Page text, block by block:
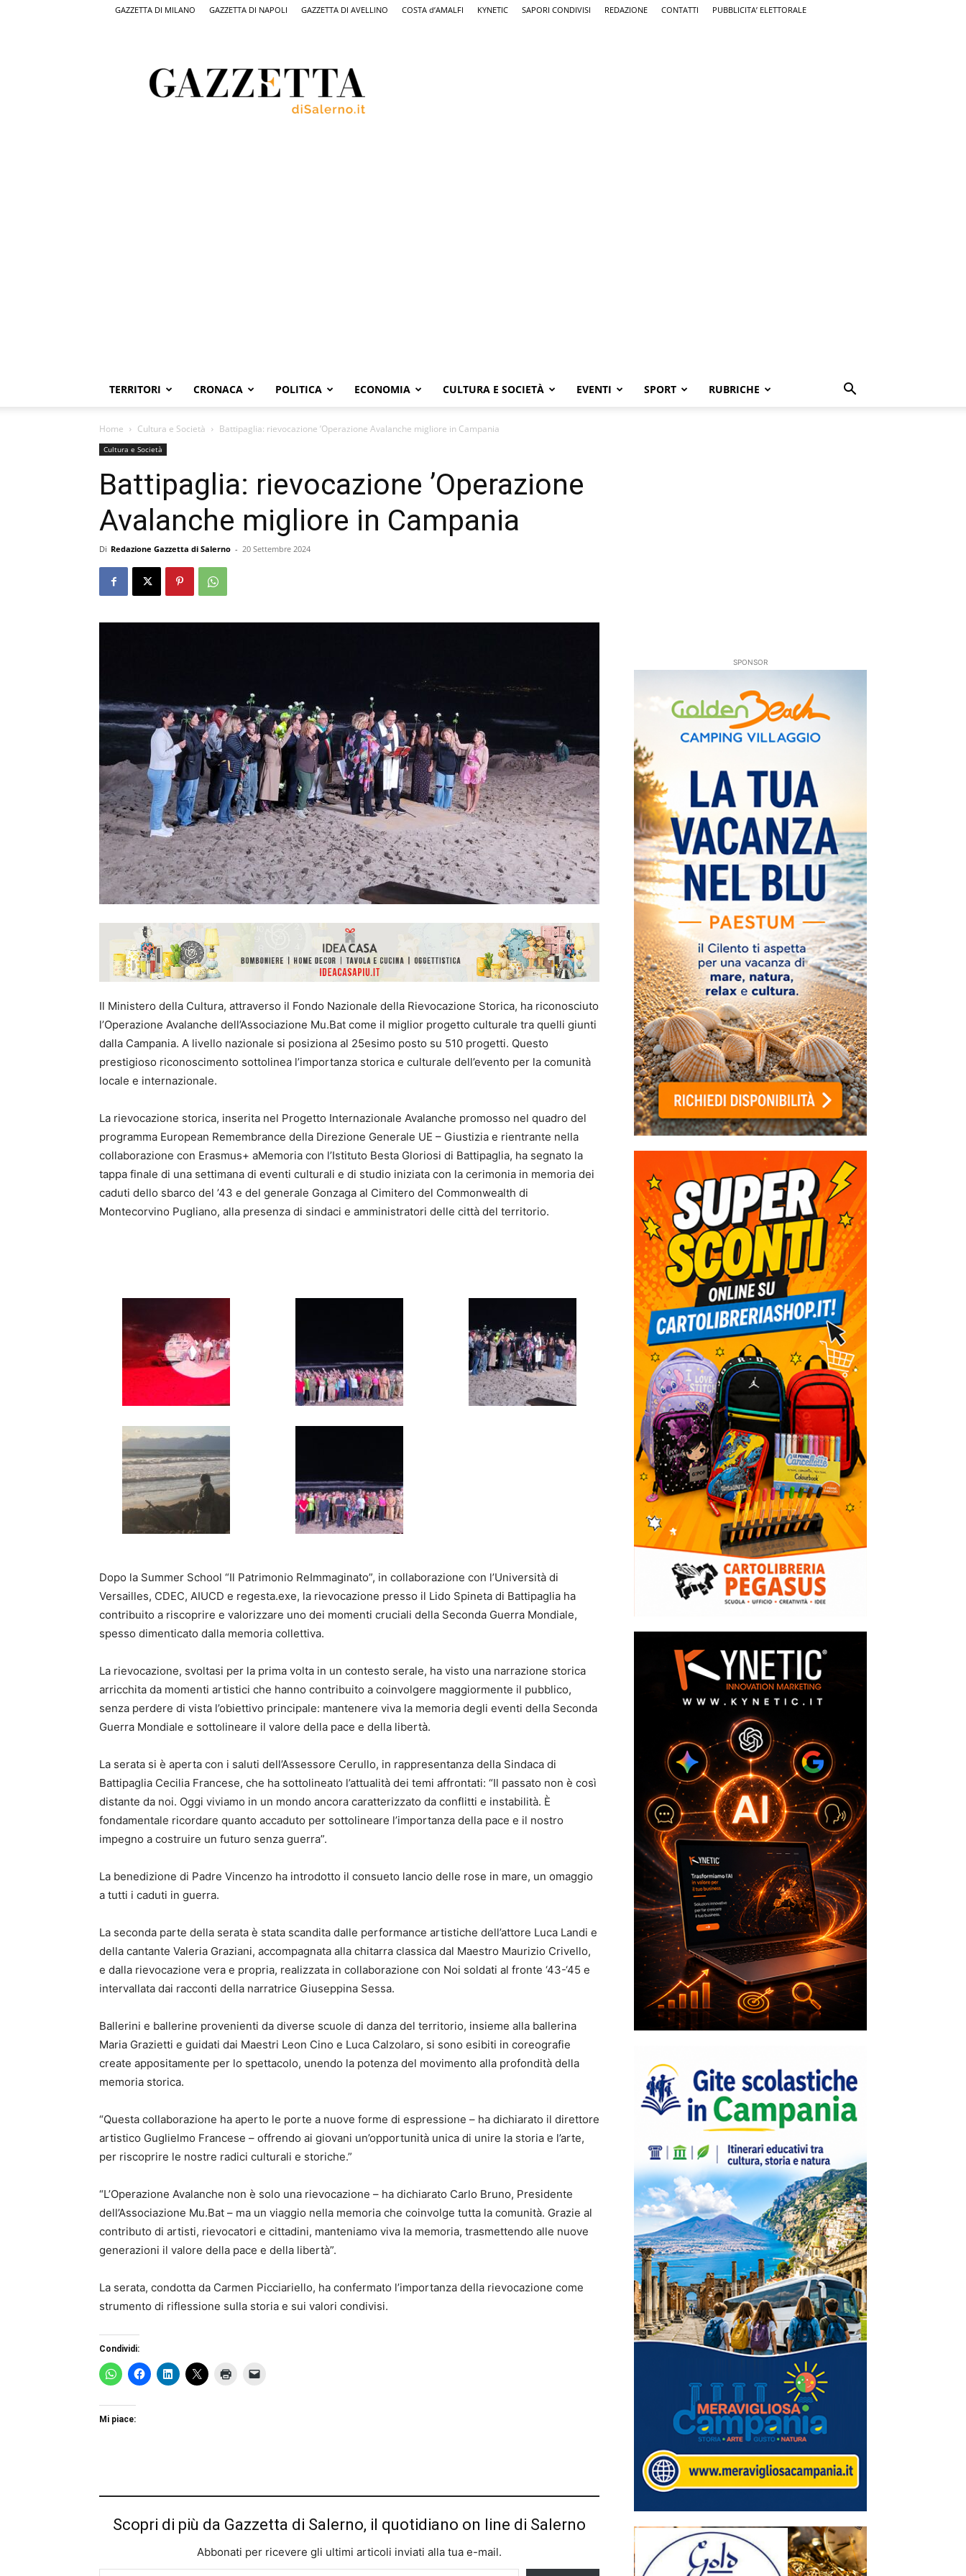
GAZZETTA DI MILANO GAZZETTA DI NAPOLI GAZZETTA DI AVELLINO COSTA d’AMALFI KYNETIC SAPORI CONDIVISI REDAZIONE CONTATTI PUBBLICITA’ ELETTORALE
Salerno,
il
quotidiano
TERRITORI CRONACA POLITICA ECONOMIA CULTURA E SOCIETÀ EVENTI SPORT RUBRICHE
Home Cultura e Società Battipaglia: rievocazione ’Operazione Avalanche migliore in Campania
Cultura e Società
Battipaglia: rievocazione ’Operazione
Avalanche migliore in Campania
Di Redazione Gazzetta di Salerno - 20 Settembre 2024
Il Ministero della Cultura, attraverso il Fondo Nazionale della Rievocazione Storica, ha riconosciuto
l’Operazione Avalanche dell’Associazione Mu.Bat come il miglior progetto culturale tra quelli giunti
dalla Campania. A livello nazionale si posiziona al 25esimo posto su 510 progetti. Questo
prestigioso riconoscimento sottolinea l’importanza storica e culturale dell’evento per la comunità
locale e internazionale.
La rievocazione storica, inserita nel Progetto Internazionale Avalanche promosso nel quadro del
programma European Remembrance della Direzione Generale UE – Giustizia e rientrante nella
collaborazione con Erasmus+ aMemoria con l’Istituto Besta Gloriosi di Battipaglia, ha segnato la
tappa finale di una settimana di eventi culturali e di studio iniziata con la cerimonia in memoria dei
caduti dello sbarco del ’43 e del generale Gonzaga al Cimitero del Commonwealth di
Montecorvino Pugliano, alla presenza di sindaci e amministratori delle città del territorio.
Dopo la Summer School “Il Patrimonio ReImmaginato”, in collaborazione con l’Università di
Versailles, CDEC, AIUCD e regesta.exe, la rievocazione presso il Lido Spineta di Battipaglia ha
contribuito a riscoprire e valorizzare uno dei momenti cruciali della Seconda Guerra Mondiale,
spesso dimenticato dalla memoria collettiva.
La rievocazione, svoltasi per la prima volta in un contesto serale, ha visto una narrazione storica
arricchita da momenti artistici che hanno contribuito a coinvolgere maggiormente il pubblico,
senza perdere di vista l’obiettivo principale: mantenere viva la memoria degli eventi della Seconda
Guerra Mondiale e sottolineare il valore della pace e della libertà.
La serata si è aperta con i saluti dell’Assessore Cerullo, in rappresentanza della Sindaca di
Battipaglia Cecilia Francese, che ha sottolineato l’attualità dei temi affrontati: “Il passato non è così
distante da noi. Oggi viviamo in un mondo ancora caratterizzato da conflitti e instabilità. È
fondamentale ricordare quanto accaduto per sottolineare l’importanza della pace e il nostro
impegno a costruire un futuro senza guerra”.
La benedizione di Padre Vincenzo ha introdotto il consueto lancio delle rose in mare, un omaggio
a tutti i caduti in guerra.
La seconda parte della serata è stata scandita dalle performance artistiche dell’attore Luca Landi e
della cantante Valeria Graziani, accompagnata alla chitarra classica dal Maestro Maurizio Crivello,
e dalla rievocazione vera e propria, realizzata in collaborazione con Noi soldati al fronte ‘43-‘45 e
intervallata dai racconti della narratrice Giuseppina Sessa.
Ballerini e ballerine provenienti da diverse scuole di danza del territorio, insieme alla ballerina
Maria Grazietti e guidati dai Maestri Leon Cino e Luca Calzolaro, si sono esibiti in coreografie
create appositamente per lo spettacolo, unendo la potenza del movimento alla profondità della
memoria storica.
“Questa collaborazione ha aperto le porte a nuove forme di espressione – ha dichiarato il direttore
artistico Guglielmo Francese – offrendo ai giovani un’opportunità unica di unire la storia e l’arte,
per riscoprire le nostre radici culturali e storiche.”
“L’Operazione Avalanche non è solo una rievocazione – ha dichiarato Carlo Bruno, Presidente
dell’Associazione Mu.Bat – ma un viaggio nella memoria che coinvolge tutta la comunità. Grazie al
contributo di artisti, rievocatori e cittadini, manteniamo viva la memoria, trasmettendo alle nuove
generazioni il valore della pace e della libertà”.
La serata, condotta da Carmen Picciariello, ha confermato l’importanza della rievocazione come
strumento di riflessione sulla storia e sui valori condivisi.
Condividi:
Mi piace:
Scopri di più da Gazzetta di Salerno, il quotidiano on line di Salerno
Abbonati per ricevere gli ultimi articoli inviati alla tua e-mail.
Digita la tua e-mail...
SPONSOR